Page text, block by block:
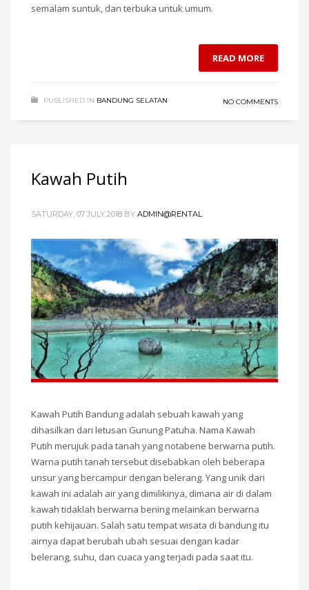
semalam suntuk, dan terbuka untuk umum.
READ MORE
PUBLISHED IN BANDUNG SELATAN NO COMMENTS
Kawah Putih
SATURDAY, 07 JULY 2018 BY ADMIN@RENTAL
Kawah Putih Bandung adalah sebuah kawah yang
dihasilkan dari letusan Gunung Patuha. Nama Kawah
Putih merujuk pada tanah yang notabene berwarna putih.
Warna putih tanah tersebut disebabkan oleh beberapa
unsur yang bercampur dengan belerang. Yang unik dari
kawah ini adalah air yang dimilikinya, dimana air di dalam
kawah tidaklah berwarna bening melainkan berwarna
putih kehijauan. Salah satu tempat wisata di bandung itu
airnya dapat berubah ubah sesuai dengan kadar
belerang, suhu, dan cuaca yang terjadi pada saat itu.